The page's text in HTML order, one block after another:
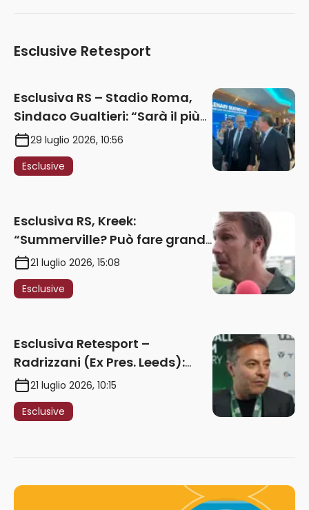
Esclusive Retesport
Esclusiva RS – Stadio Roma,
Sindaco Gualtieri: “Sarà il più
iconico del mondo. Assoluta
unità politica. Prima pietra nel
2027. Ricorsi strumentali?
29 luglio 2026, 10:56
Esclusive
Esclusiva RS, Kreek:
“Summerville? Può fare grandi
cose in Serie A. Godts deve
maturare esperienza per
giocare nella Roma”
21 luglio 2026, 15:08
Esclusive
Esclusiva Retesport –
Radrizzani (Ex Pres. Leeds):
“Summerville ragazzo
speciale, in Italia con Gasp
può esplodere
21 luglio 2026, 10:15
Esclusive